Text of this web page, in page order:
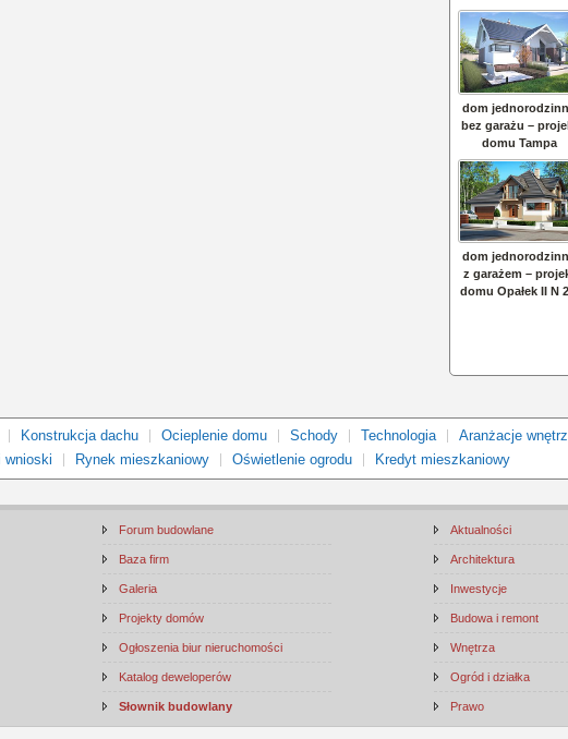
Konstrukcja dachu Ocieplenie domu Schody Technologia Aranżacje wnętrz
wnioski
Rynek mieszkaniowy Oświetlenie ogrodu Kredyt mieszkaniowy
Forum budowlane
Baza firm
Galeria
Projekty domów
Ogłoszenia biur nieruchomości
Katalog deweloperów
Słownik budowlany
Aktualności
Architektura
Inwestycje
Budowa i remont
Wnętrza
Ogród i działka
Prawo